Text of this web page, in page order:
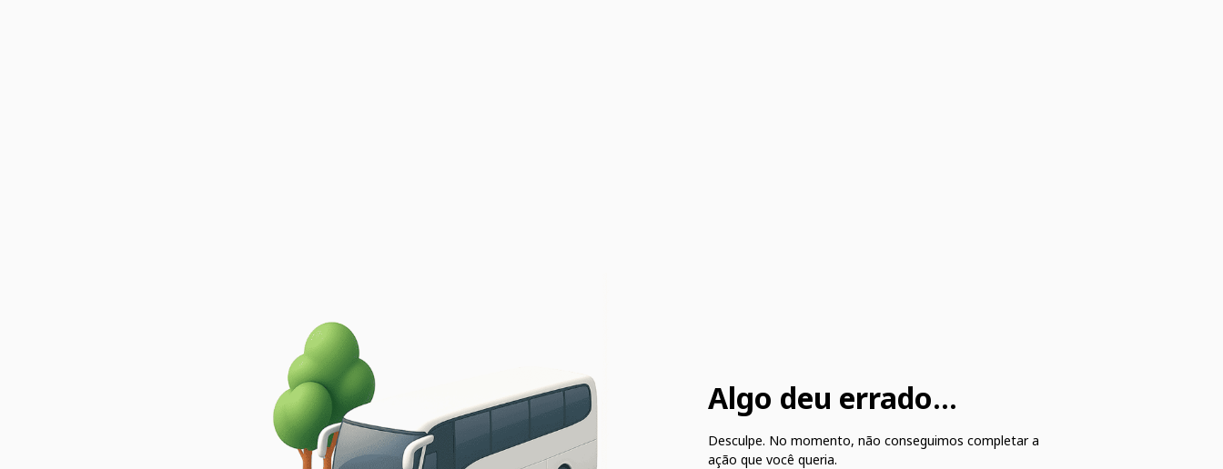
Algo deu errado...
Desculpe. No momento, não conseguimos completar a
ação que você queria.